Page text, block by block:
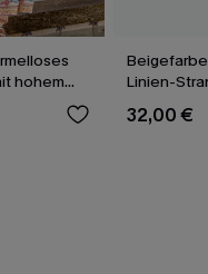
hohem
Linien-
32,00 €